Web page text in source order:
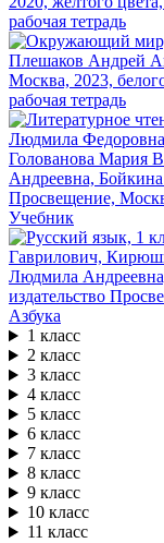
рабочая тетрадь
рабочая тетрадь
Учебник
Азбука
1 класс
2 класс
3 класс
4 класс
5 класс
6 класс
7 класс
8 класс
9 класс
10 класс
11 класс